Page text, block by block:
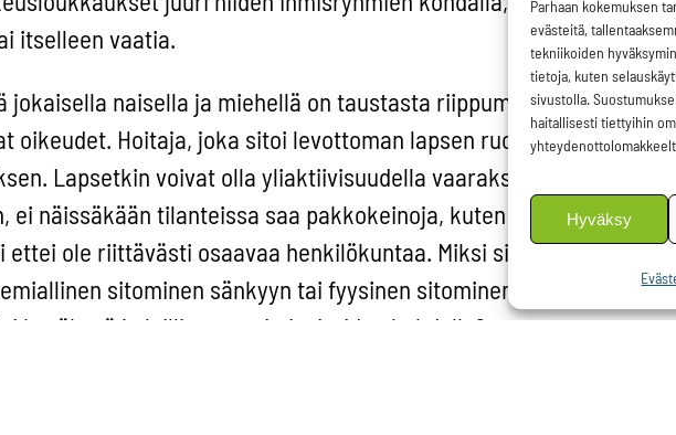
Parhaan kokemuksen
evästeitä,
tekniikoiden
tietoja, kuten
sivustolla.
haitallisesti tiettyihin
Hyväksy
itselleen vaatia.
jokaisella naisella ja miehellä on taustasta riippumatta
oikeudet. Hoitaja, joka sitoi levottoman lapsen ruokailun
Lapsetkin voivat olla yliaktiivisuudella vaaraksi
ei näissäkään tilanteissa saa pakkokeinoja, kuten
ole riittävästi osaavaa henkilökuntaa. Miksi sitten
sitominen sänkyyn tai fyysinen sitominen
hyväksyä ja laillistaa muistisairaiden kohdalla?